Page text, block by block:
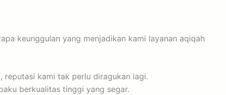
keunggulan yang menjadikan kami layanan aqiqah
reputasi kami tak perlu diragukan lagi.
berkualitas tinggi yang segar.